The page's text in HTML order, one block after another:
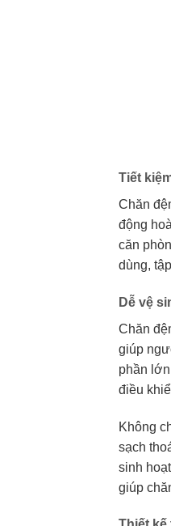
Tiết
Chăn
động
căn
dùng,
Dễ vệ
Chăn
giúp
phần
điều
Không
sạch
sinh
giúp